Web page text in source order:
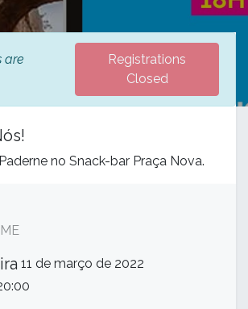
are
Registrations
Closed
no Snack-bar Praça Nova.
11 de março de 2022